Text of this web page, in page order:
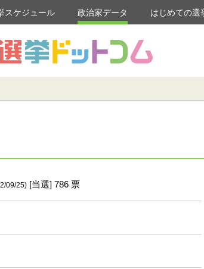
スケジュール 政治家データ はじめての選
09/25)[当選] 786 票